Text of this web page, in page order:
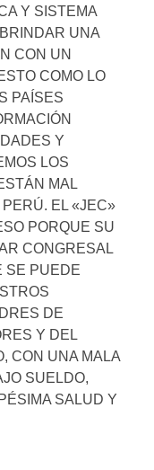
Y SISTEMA
UNA
CON UN
COMO LO
PAÍSES
Y
LOS
MAL
EL «JEC»
PORQUE SU
CONGRESAL
SE PUEDE
DE
Y DEL
CON UNA MALA
SUELDO,
SALUD Y